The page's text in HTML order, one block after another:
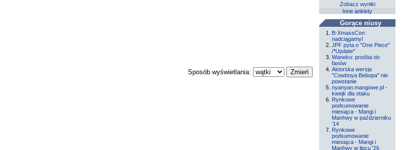
Sposób wyświetlania:
Zobacz wyniki
Inne ankiety
Gorące niusy
B-XmassCon:
nadciągamy!
JPF pyta o "One Piece"
/*Update*
Waneko: prośba do
fanów
Aktorska wersja
"Cowboya Bebopa" nie
powstanie
nyanyan.mangowe.pl -
kwejk dla otaku
Rynkowe
podsumowanie
miesiąca - Mangi i
Manhwy w październiku
'14
Rynkowe
podsumowanie
miesiąca - Mangi i
Manhwy w lipcu '26